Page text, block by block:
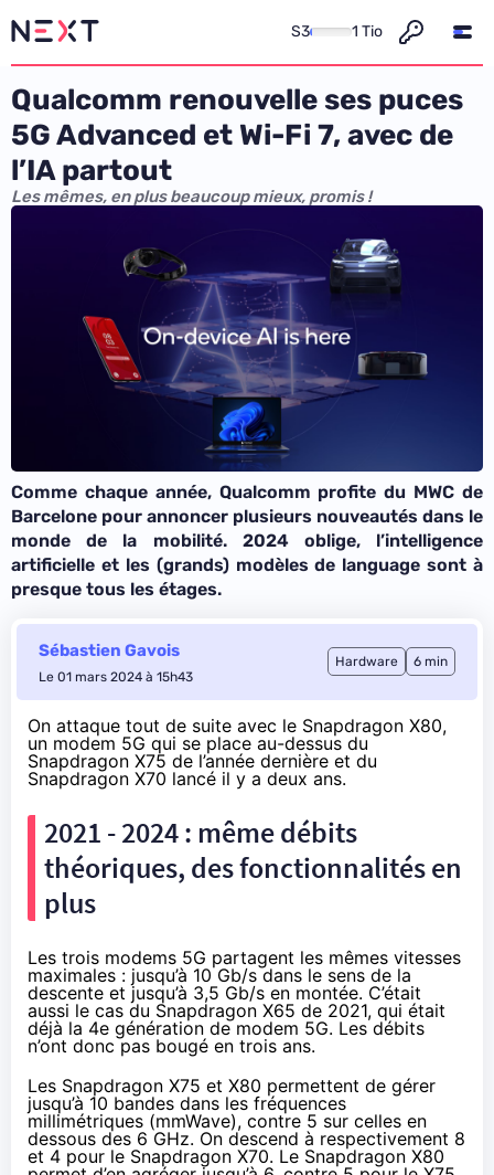
S3 1 Tio
Qualcomm renouvelle ses puces
5G Advanced et Wi-Fi 7, avec de
l’IA partout
Les mêmes, en plus beaucoup mieux, promis !
Comme chaque année, Qualcomm profite du MWC de
Barcelone pour annoncer plusieurs nouveautés dans le
monde de la mobilité. 2024 oblige, l’intelligence
artificielle et les (grands) modèles de language sont à
presque tous les étages.
Sébastien Gavois
Le 01 mars 2024 à 15h43
Hardware 6 min
On attaque tout de suite avec le Snapdragon X80,
un modem 5G qui se place au-dessus du
Snapdragon X75 de l’année dernière et du
Snapdragon X70 lancé il y a deux ans.
2021 - 2024 : même débits
théoriques, des fonctionnalités en
plus
Les trois modems 5G partagent les mêmes vitesses
maximales : jusqu’à 10 Gb/s dans le sens de la
descente et jusqu’à 3,5 Gb/s en montée. C’était
aussi le cas du Snapdragon X65 de 2021, qui était
déjà la 4e génération de modem 5G. Les débits
n’ont donc pas bougé en trois ans.
Les Snapdragon X75 et X80 permettent de gérer
jusqu’à 10 bandes dans les fréquences
millimétriques (mmWave), contre 5 sur celles en
dessous des 6 GHz. On descend à respectivement 8
et 4 pour le Snapdragon X70. Le Snapdragon X80